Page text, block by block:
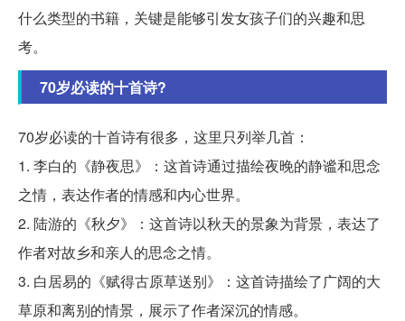
什么类型的书籍，关键是能够引发女孩子们的兴趣和思
考。
70岁必读的十首诗?
70岁必读的十首诗有很多，这里只列举几首：
1. 李白的《静夜思》：这首诗通过描绘夜晚的静谧和思念
之情，表达作者的情感和内心世界。
2. 陆游的《秋夕》：这首诗以秋天的景象为背景，表达了
作者对故乡和亲人的思念之情。
3. 白居易的《赋得古原草送别》：这首诗描绘了广阔的大
草原和离别的情景，展示了作者深沉的情感。